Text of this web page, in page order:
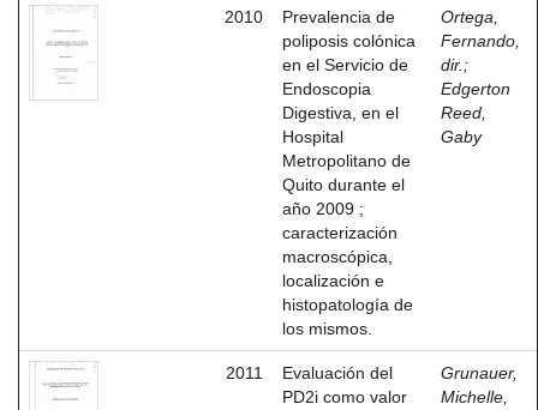
2010
Prevalencia de
poliposis colónica
en el Servicio de
Endoscopia
Digestiva, en el
Hospital
Metropolitano de
Quito durante el
año 2009 ;
caracterización
macroscópica,
localización e
histopatología de
los mismos.
Ortega,
Fernando,
dir. ;
Edgerton
Reed,
Gaby
2011
Evaluación del
PD2i como valor
Grunauer,
Michelle,